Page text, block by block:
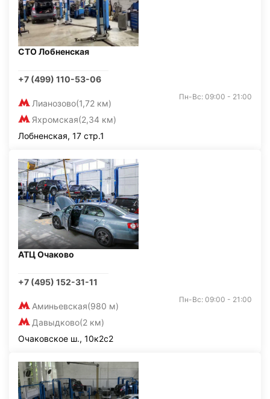
СТО Лобненская
+7 (499) 110-53-06
Лианозово(1,72 км)
Яхромская(2,34 км)
Пн-Вс: 09:00 - 21:00
Лобненская, 17 стр.1
АТЦ Очаково
+7 (495) 152-31-11
Аминьевская(980 м)
Давыдково(2 км)
Пн-Вс: 09:00 - 21:00
Очаковское ш., 10к2с2